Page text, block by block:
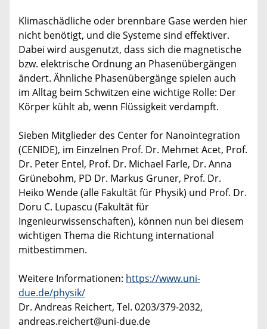
Klimaschädliche oder brennbare Gase werden hier
nicht benötigt, und die Systeme sind effektiver.
Dabei wird ausgenutzt, dass sich die magnetische
bzw. elektrische Ordnung an Phasenübergängen
ändert. Ähnliche Phasenübergänge spielen auch
im Alltag beim Schwitzen eine wichtige Rolle: Der
Körper kühlt ab, wenn Flüssigkeit verdampft.
Sieben Mitglieder des Center for Nanointegration
(CENIDE), im Einzelnen Prof. Dr. Mehmet Acet, Prof.
Dr. Peter Entel, Prof. Dr. Michael Farle, Dr. Anna
Grünebohm, PD Dr. Markus Gruner, Prof. Dr.
Heiko Wende (alle Fakultät für Physik) und Prof. Dr.
Doru C. Lupascu (Fakultät für
Ingenieurwissenschaften), können nun bei diesem
wichtigen Thema die Richtung international
mitbestimmen.
Weitere Informationen: https://www.uni-
due.de/physik/
Dr. Andreas Reichert, Tel. 0203/379-2032,
andreas.reichert@uni-due.de